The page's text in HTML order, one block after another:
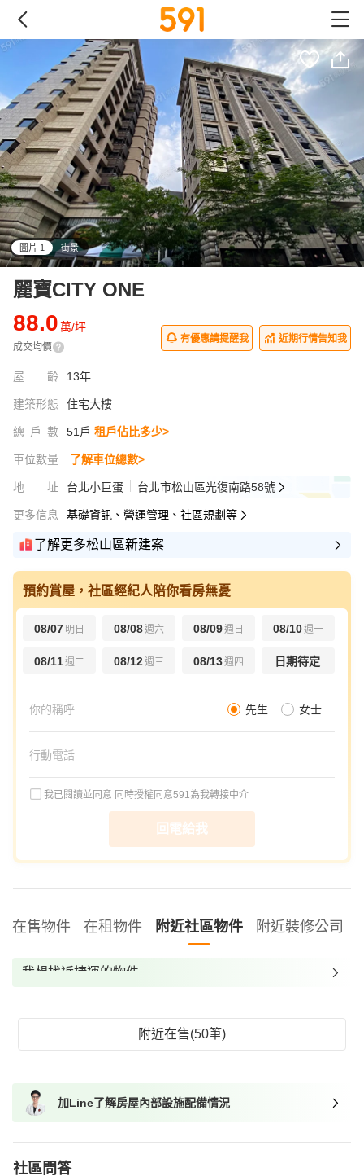
圖片 1 街景
麗寶CITY ONE
88.0萬/坪
成交均價
有優惠請提醒我 近期行情告知我
屋齡 13年
建築形態 住宅大樓
總戶數 51戶 租戶佔比多少>
車位數量 了解車位總數>
地址 台北小巨蛋 台北市松山區光復南路58號
更多信息 基礎資訊、營運管理、社區規劃等
了解更多松山區新建案
預約賞屋，社區經紀人陪你看房無憂
08/07 明日 08/08週六 08/09週日 08/10週一
08/11週二 08/12週三 08/13週四 日期待定
先生 女士
我已閱讀並同意 同時授權同意591為我轉接中介
回電給我
在售物件 在租物件 附近社區物件 附近裝修公司
我想找近捷運的物件
我想找配備瓦斯爐的物件
我想找具垃圾處理的物件
我想找近捷運的物件
附近在售(50筆)
加Line了解房屋內部設施配備情況
社區問答